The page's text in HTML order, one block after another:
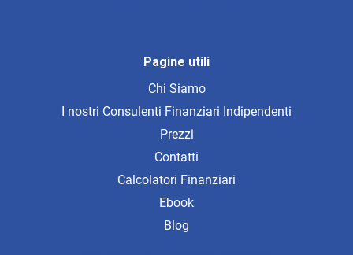
Pagine utili
Chi Siamo
I nostri Consulenti Finanziari Indipendenti
Prezzi
Contatti
Calcolatori Finanziari
Ebook
Blog